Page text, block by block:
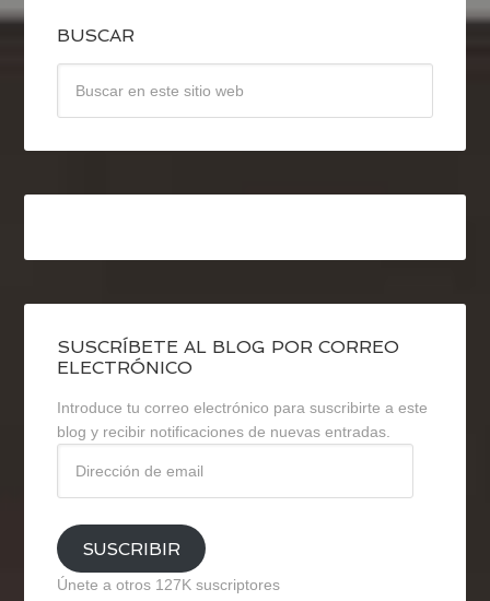
BUSCAR
SUSCRÍBETE AL BLOG POR CORREO
ELECTRÓNICO
Introduce tu correo electrónico para suscribirte a este
blog y recibir notificaciones de nuevas entradas.
email
SUSCRIBIR
Únete a otros 127K suscriptores